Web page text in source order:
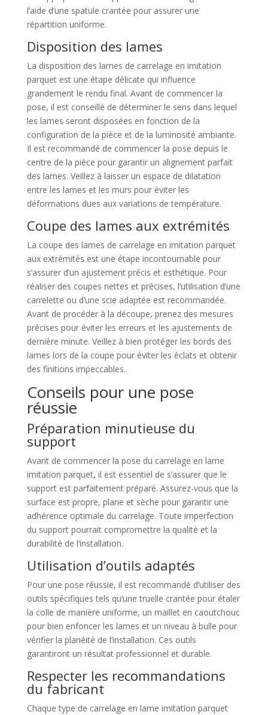
l’aide d’une spatule crantée pour assurer une
répartition uniforme.
Disposition des lames
La disposition des lames de carrelage en imitation
parquet est une étape délicate qui influence
grandement le rendu final. Avant de commencer la
pose, il est conseillé de déterminer le sens dans lequel
les lames seront disposées en fonction de la
configuration de la pièce et de la luminosité ambiante.
Il est recommandé de commencer la pose depuis le
centre de la pièce pour garantir un alignement parfait
des lames. Veillez à laisser un espace de dilatation
entre les lames et les murs pour éviter les
déformations dues aux variations de température.
Coupe des lames aux extrémités
La coupe des lames de carrelage en imitation parquet
aux extrémités est une étape incontournable pour
s’assurer d’un ajustement précis et esthétique. Pour
réaliser des coupes nettes et précises, l’utilisation d’une
carrelette ou d’une scie adaptée est recommandée.
Avant de procéder à la découpe, prenez des mesures
précises pour éviter les erreurs et les ajustements de
dernière minute. Veillez à bien protéger les bords des
lames lors de la coupe pour éviter les éclats et obtenir
des finitions impeccables.
Conseils pour une pose
réussie
Préparation minutieuse du
support
Avant de commencer la pose du carrelage en lame
imitation parquet, il est essentiel de s’assurer que le
support est parfaitement préparé. Assurez-vous que la
surface est propre, plane et sèche pour garantir une
adhérence optimale du carrelage. Toute imperfection
du support pourrait compromettre la qualité et la
durabilité de l’installation.
Utilisation d’outils adaptés
Pour une pose réussie, il est recommandé d’utiliser des
outils spécifiques tels qu’une truelle crantée pour étaler
la colle de manière uniforme, un maillet en caoutchouc
pour bien enfoncer les lames et un niveau à bulle pour
vérifier la planéité de l’installation. Ces outils
garantiront un résultat professionnel et durable.
Respecter les recommandations
du fabricant
Chaque type de carrelage en lame imitation parquet